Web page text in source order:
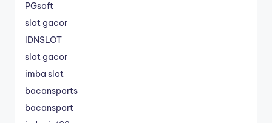
PGsoft
slot gacor
IDNSLOT
slot gacor
imba slot
bacansports
bacansport